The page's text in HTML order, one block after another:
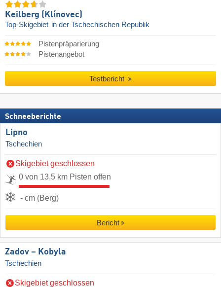
Keilberg (Klínovec)
Top-Skigebiet in der Tschechischen Republik
Pistenpräparierung
Pistenangebot
Testbericht
Schneeberichte
Lipno
Tschechien
Skigebiet geschlossen
0 von 13,5 km Pisten offen
- cm (Berg)
Bericht
Zadov – Kobyla
Tschechien
Skigebiet geschlossen